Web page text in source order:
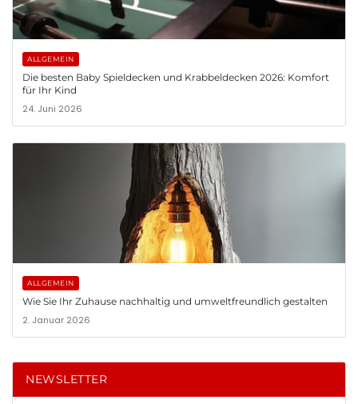
ALLGEMEIN
Die besten Baby Spieldecken und Krabbeldecken 2026: Komfort
für Ihr Kind
24. Juni 2026
ALLGEMEIN
Wie Sie Ihr Zuhause nachhaltig und umweltfreundlich gestalten
2. Januar 2026
NEWSLETTER